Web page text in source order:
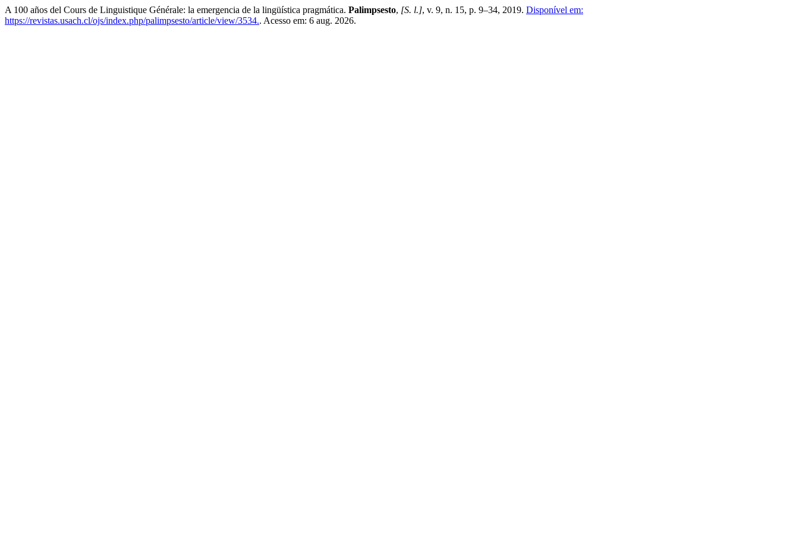
A 100 años del Cours de Linguistique Générale: la emergencia de la lingüística pragmática. Palimpsesto, [S. l.], v. 9, n. 15, p. 9–34, 2019. Disponível em:
https://revistas.usach.cl/ojs/index.php/palimpsesto/article/view/3534.. Acesso em: 6 aug. 2026.